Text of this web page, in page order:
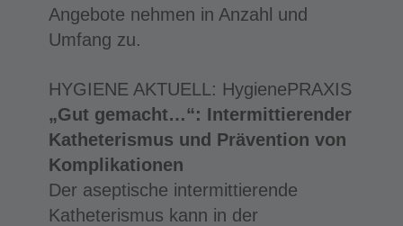
Angebote nehmen in Anzahl und
Umfang zu.
HYGIENE AKTUELL: HygienePRAXIS
„Gut gemacht…“: Intermittierender
Katheterismus und Prävention von
Komplikationen
Der aseptische intermittierende
Katheterismus kann in der